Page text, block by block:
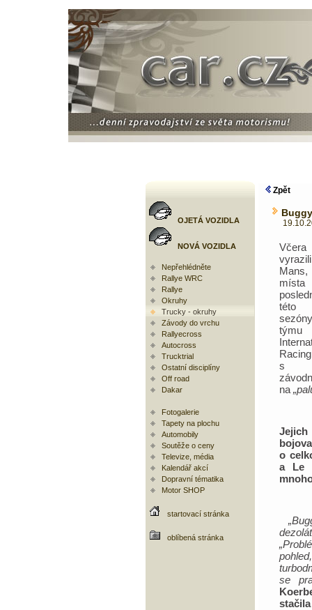
OJETÁ VOZIDLA
NOVÁ VOZIDLA
Nepřehlédněte
Rallye WRC
Rallye
Okruhy
Trucky - okruhy
Závody do vrchu
Rallyecross
Autocross
Trucktrial
Ostatní disciplíny
Off road
Dakar
Fotogalerie
Tapety na plochu
Automobily
Soutěže o ceny
Televize, média
Kalendář akcí
Dopravní tématika
Motor SHOP
startovací stránka
oblíbená stránka
Zpět
této
s
na
o
a Le
se